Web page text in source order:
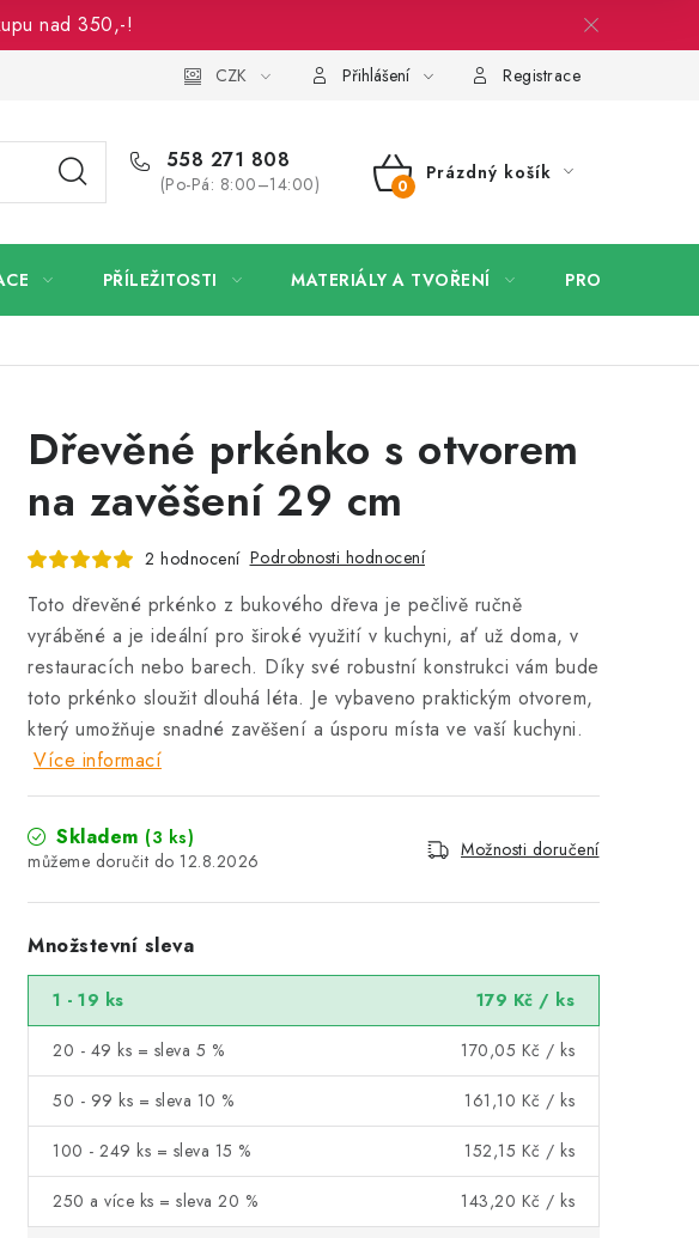
nad 350,-!
Pro firmy Velkoobchod Kontakt
CZK Přihlášení Registrace
558 271 808
(Po-Pá: 8:00–14:00)
NÁKUPNÍ
Prázdný košík
PŘÍLEŽITOSTI MATERIÁLY A TVOŘENÍ PRO FIRMY
Dřevěné prkénko s otvorem
na zavěšení 29 cm
2 hodnocení Podrobnosti hodnocení
Toto dřevěné prkénko z bukového dřeva je pečlivě ručně
vyráběné a je ideální pro široké využití v kuchyni, ať už doma, v
restauracích nebo barech. Díky své robustní konstrukci vám bude
toto prkénko sloužit dlouhá léta. Je vybaveno praktickým otvorem,
který umožňuje snadné zavěšení a úsporu místa ve vaší kuchyni.
Více informací
Skladem (3 ks)
12.8.2026
Možnosti doručení
Množstevní sleva
1 - 19 ks 179 Kč / ks
20 - 49 ks = sleva 5 % 170,05 Kč / ks
50 - 99 ks = sleva 10 % 161,10 Kč / ks
100 - 249 ks = sleva 15 % 152,15 Kč / ks
250 a více ks = sleva 20 % 143,20 Kč / ks